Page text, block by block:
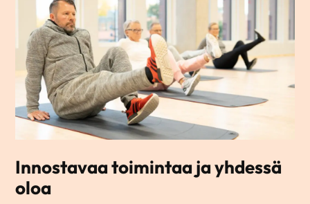
Innostavaa toimintaa ja yhdessä
oloa